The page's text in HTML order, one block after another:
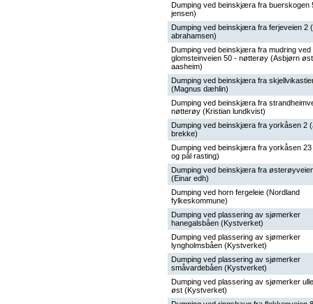
Dumping ved beinskjæra fra buerskogen
jensen)
Dumping ved beinskjæra fra ferjeveien 2
abrahamsen)
Dumping ved beinskjæra fra mudring ved
glomsteinveien 50 - nøtterøy (Asbjørn
aasheim)
Dumping ved beinskjæra fra
(Magnus dæhlin)
Dumping ved beinskjæra fra
nøtterøy (Kristian lundkvist)
Dumping ved beinskjæra fra yorkåsen 2
brekke)
Dumping ved beinskjæra fra yorkåsen 23
og pål rasting)
Dumping ved beinskjæra fra
(Einar edh)
Dumping ved horn fergeleie (Nordland
fylkeskommune)
Dumping ved plassering av sjømerker
hanegalsbåen (Kystverket)
Dumping ved plassering av sjømerker
lyngholmsbåen (Kystverket)
Dumping ved plassering av sjømerker
småvardebåen (Kystverket)
Dumping ved plassering av sjømerker
øst (Kystverket)